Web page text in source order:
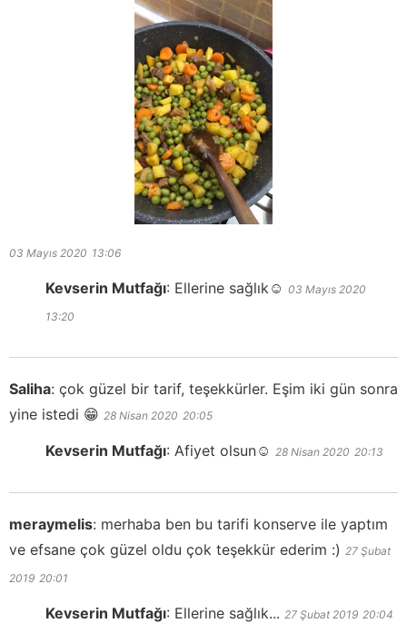
03 Mayıs 2020 13:06
Kevserin Mutfağı: Ellerine sağlık☺️ 03 Mayıs 2020
13:20
Saliha: çok güzel bir tarif, teşekkürler. Eşim iki gün sonra
yine istedi 😁 28 Nisan 2020 20:05
Kevserin Mutfağı: Afiyet olsun☺️ 28 Nisan 2020 20:13
meraymelis: merhaba ben bu tarifi konserve ile yaptım
ve efsane çok güzel oldu çok teşekkür ederim :) 27 Şubat
2019 20:01
Kevserin Mutfağı: Ellerine sağlık... 27 Şubat 2019 20:04